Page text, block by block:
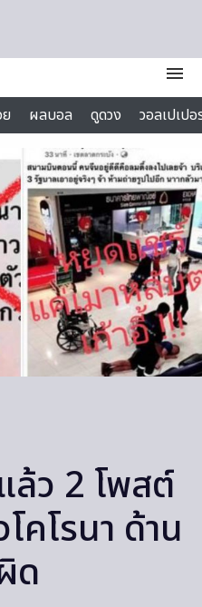
menu
ผลบอล ดูดวง
วอลเปเป
ว 2 โพสต์
คโรนา ด้าน
ด